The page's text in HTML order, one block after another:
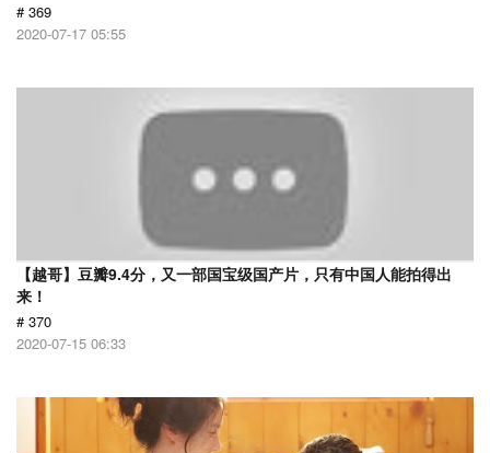
# 369
2020-07-17 05:55
【越哥】豆瓣9.4分，又一部国宝级国产片，只有中国人能拍得出
来！
# 370
2020-07-15 06:33